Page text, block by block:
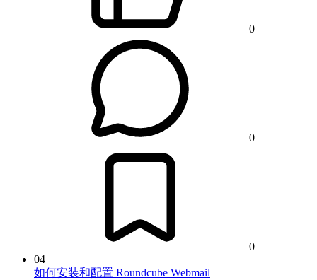
0
0
0
04
如何安装和配置 Roundcube Webmail